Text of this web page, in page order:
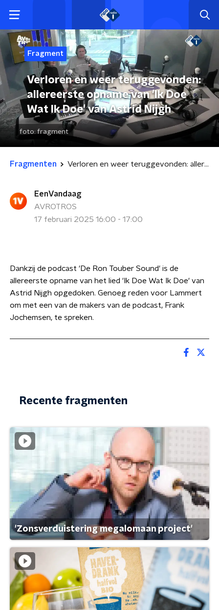
Fragment
Verloren en weer teruggevonden:
allereerste opname van 'Ik Doe
Wat Ik Doe' van Astrid Nijgh
foto: fragment
Fragmenten Verloren en weer teruggevonden: allereerste opname van 'Ik Doe Wat Ik Doe' van Astrid Nijgh
EenVandaag
AVROTROS
17 februari 2025 16:00 - 17:00
Dankzij de podcast 'De Ron Touber Sound' is de
allereerste opname van het lied 'Ik Doe Wat Ik Doe' van
Astrid Nijgh opgedoken. Genoeg reden voor Lammert
om met een van de makers van de podcast, Frank
Jochemsen, te spreken.
Recente fragmenten
'Zonsverduistering megalomaan project'